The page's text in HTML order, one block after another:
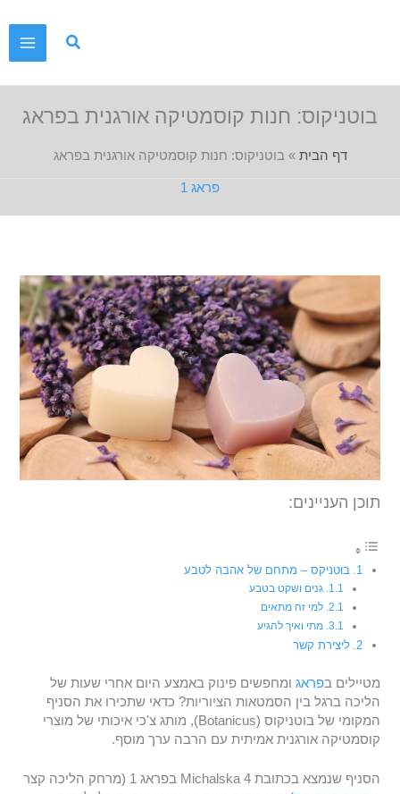
בוטניקוס: חנות קוסמטיקה אורגנית בפראג
דף הבית » בוטניקוס: חנות קוסמטיקה אורגנית בפראג
פראג 1
תוכן העניינים:
בוטניקס – מתחם של אהבה לטבע
גנים ושקט בטבע
למי זה מתאים
מתי ואיך להגיע
ליצירת קשר
מטיילים בפראג ומחפשים פינוק באמצע היום אחרי שעות של
הליכה ברגל בין הסמטאות הציוריות? כדאי שתכירו את הסניף
המקומי של בוטניקוס (Botanicus), מותג צ'כי איכותי של מוצרי
קוסמטיקה אורגנית אמיתית עם הרבה ערך מוסף.
הסניף שנמצא בכתובת Michalska 4 בפראג 1 (מרחק הליכה קצר